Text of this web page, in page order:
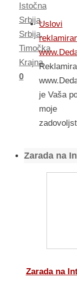
Istočna
Srbija,
Srbija,
Timočka
Krajna
0
Uslovi
je Vaša
moje
Zarada na
Zarada na